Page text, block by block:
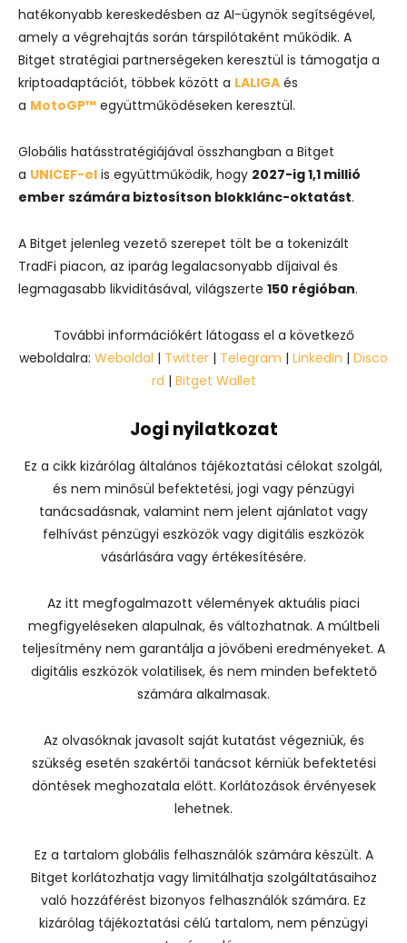
hatékonyabb kereskedésben az AI-ügynök segítségével,
amely a végrehajtás során társpilótaként működik. A
Bitget stratégiai partnerségeken keresztül is támogatja a
kriptoadaptációt, többek között a LALIGA és
a MotoGP™ együttműködéseken keresztül.
Globális hatásstratégiájával összhangban a Bitget
a UNICEF-el is együttműködik, hogy 2027-ig 1,1 millió
ember számára biztosítson blokklánc-oktatást.
A Bitget jelenleg vezető szerepet tölt be a tokenizált
TradFi piacon, az iparág legalacsonyabb díjaival és
legmagasabb likviditásával, világszerte 150 régióban.
További információkért látogass el a következő
weboldalra: Weboldal | Twitter | Telegram | LinkedIn | Disco
rd | Bitget Wallet
Jogi nyilatkozat
Ez a cikk kizárólag általános tájékoztatási célokat szolgál,
és nem minősül befektetési, jogi vagy pénzügyi
tanácsadásnak, valamint nem jelent ajánlatot vagy
felhívást pénzügyi eszközök vagy digitális eszközök
vásárlására vagy értékesítésére.
Az itt megfogalmazott vélemények aktuális piaci
megfigyeléseken alapulnak, és változhatnak. A múltbeli
teljesítmény nem garantálja a jövőbeni eredményeket. A
digitális eszközök volatilisek, és nem minden befektető
számára alkalmasak.
Az olvasóknak javasolt saját kutatást végezniük, és
szükség esetén szakértői tanácsot kérniük befektetési
döntések meghozatala előtt. Korlátozások érvényesek
lehetnek.
Ez a tartalom globális felhasználók számára készült. A
Bitget korlátozhatja vagy limitálhatja szolgáltatásaihoz
való hozzáférést bizonyos felhasználók számára. Ez
kizárólag tájékoztatási célú tartalom, nem pénzügyi